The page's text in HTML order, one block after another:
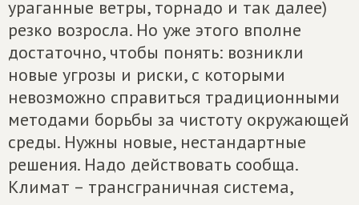
ураганные ветры, торнадо и так далее)
резко возросла. Но уже этого вполне
достаточно, чтобы понять: возникли
новые угрозы и риски, с которыми
невозможно справиться традиционными
методами борьбы за чистоту окружающей
среды. Нужны новые, нестандартные
решения. Надо действовать сообща.
Климат – трансграничная система,